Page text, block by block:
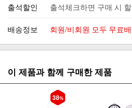
출석할인 출석체크하면 구매 시
배송정보 회원/비회원 모두 무료
이 제품과 함께 구매한 제품
38%